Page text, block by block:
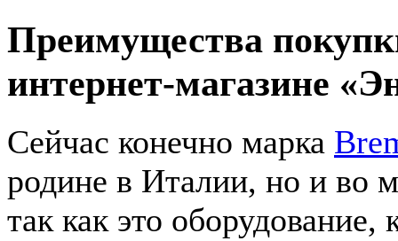
Преимущества
интернет-магазине
Сейчас конечно марка
родине в Италии, но и во
так как это оборудование,